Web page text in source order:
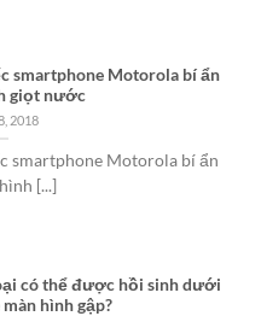
smartphone Motorola bí ẩn
giọt nước
2018
smartphone Motorola bí ẩn
[...]
có thể được hồi sinh dưới
hình gập?